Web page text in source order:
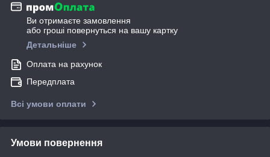
Ви отримаєте замовлення
або гроші повернуться на вашу картку
Детальніше
Оплата на рахунок
Передплата
Всі умови оплати
Умови повернення